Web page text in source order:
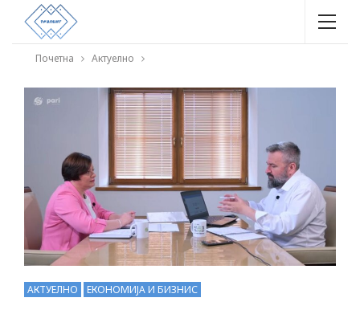
Почетна Актуелно
АКТУЕЛНО ЕКОНОМИЈА И БИЗНИС